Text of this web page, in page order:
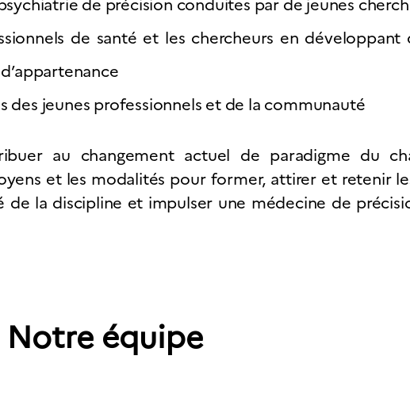
de santé et les chercheurs en développant
des jeunes professionnels et de la communauté
au changement actuel de paradigme du
et les modalités pour former, attirer et retenir
de la discipline et impulser une médecine de
Notre équipe